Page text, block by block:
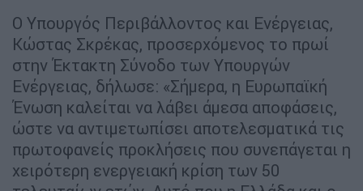
Ο Υπουργός Περιβάλλοντος και Ενέργειας,
Κώστας Σκρέκας, προσερχόμενος το πρωί
στην Έκτακτη Σύνοδο των Υπουργών
Ενέργειας, δήλωσε: «Σήμερα, η Ευρωπαϊκή
Ένωση καλείται να λάβει άμεσα αποφάσεις,
ώστε να αντιμετωπίσει αποτελεσματικά τις
πρωτοφανείς προκλήσεις που συνεπάγεται η
χειρότερη ενεργειακή κρίση των 50